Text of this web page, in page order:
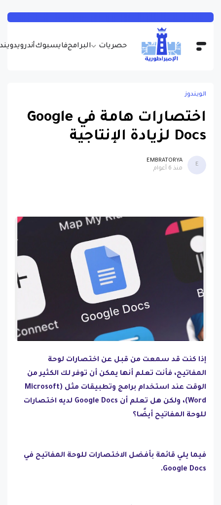
حصريات البرامجفايسبوكأندرويد
الويندوز
اختصارات هامة في Google
Docs لزيادة الإنتاجية
E
EMBRATORYA
منذ 6 أعوام
إذا كنت قد سمعت من قبل عن اختصارات لوحة
المفاتيح، فأنت تعلم أنها يمكن أن توفر لك الكثير من
الوقت عند استخدام برامج وتطبيقات مثل (Microsoft
Word)، ولكن هل تعلم أن Google Docs لديه اختصارات
للوحة المفاتيح أيضًا؟
فيما يلي قائمة بأفضل الاختصارات للوحة المفاتيح في
Google Docs.